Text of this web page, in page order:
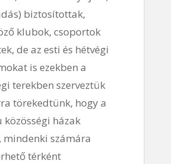
biztosítottak,
klubok, csoportok
de az esti és hétvégi
is ezekben a
terekben szerveztük
törekedtünk, hogy a
közösségi házak
mindenki számára
térként